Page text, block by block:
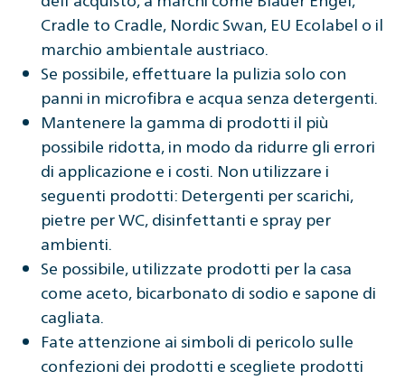
Cradle to Cradle, Nordic Swan, EU Ecolabel o il
marchio ambientale austriaco.
Se possibile, effettuare la pulizia solo con
panni in microfibra e acqua senza detergenti.
Mantenere la gamma di prodotti il più
possibile ridotta, in modo da ridurre gli errori
di applicazione e i costi. Non utilizzare i
seguenti prodotti: Detergenti per scarichi,
pietre per WC, disinfettanti e spray per
ambienti.
Se possibile, utilizzate prodotti per la casa
come aceto, bicarbonato di sodio e sapone di
cagliata.
Fate attenzione ai simboli di pericolo sulle
confezioni dei prodotti e scegliete prodotti